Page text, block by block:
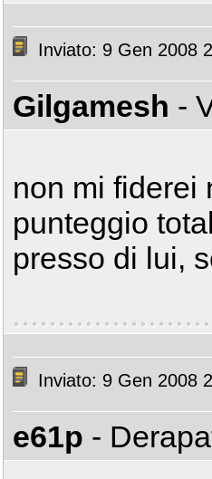
Inviato: 9 Gen 2008
Gilgamesh -
non mi fiderei
punteggio
presso di lui,
Inviato: 9 Gen 2008
e61p -